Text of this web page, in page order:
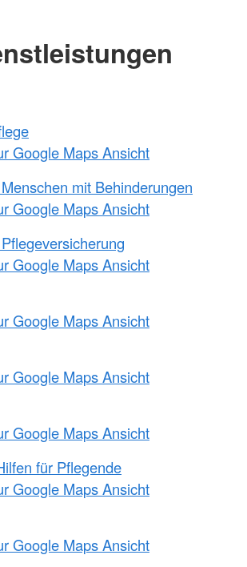
Google Maps Ansicht
mit Behinderungen
Google Maps Ansicht
Google Maps Ansicht
Google Maps Ansicht
Google Maps Ansicht
Google Maps Ansicht
für Pflegende
Google Maps Ansicht
Google Maps Ansicht